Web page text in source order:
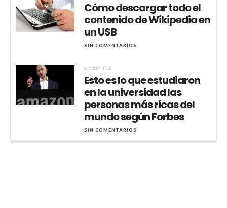
Cómo descargar todo el
contenido de Wikipedia en
un USB
SIN COMENTARIOS
LIFESTYLE
Esto es lo que estudiaron
en la universidad las
personas más ricas del
mundo según Forbes
SIN COMENTARIOS